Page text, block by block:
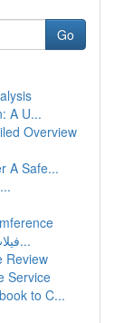
Go
A U...
Overview
A Safe...
فيلات للبيع في المنورة : استثمارك في حي ال...
Review
Service
to C...